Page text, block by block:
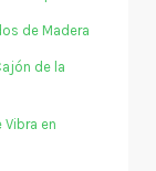
de Madera
de la
en